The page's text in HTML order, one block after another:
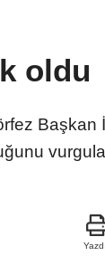
oldu
Başkan